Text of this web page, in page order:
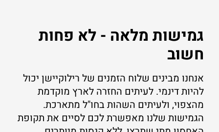
גמישות מלאה - לא פחות
חשוב
אנחנו מבינים שלוח הזמנים של רילוקיישן יכול
להיות דינמי. לעיתים החזרה לארץ מוקדמת
מהצפוי, ולעיתים השהות בחו"ל מתארכת.
הגמישות שלנו מאפשרת לכם לסיים את תקופת